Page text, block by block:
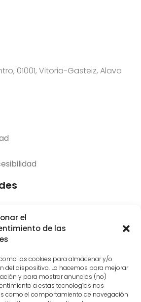
el
de las
las cookies para almacenar y/o
del dispositivo. Lo hacemos para mejorar
y para mostrar anuncios (no)
a estas tecnologías nos
como el comportamiento de navegación
01001, Vitoria-Gasteiz, Alava
en Vitoria
Vitoria